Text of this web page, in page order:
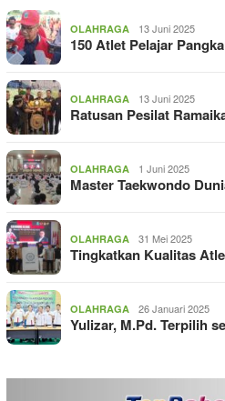
OLAHRAGA 13 Juni 2025
150 Atlet Pelajar
OLAHRAGA 13 Juni 2025
Ratusan Pesilat
OLAHRAGA 1 Juni 2025
Master Taekwondo
OLAHRAGA 31 Mei 2025
Tingkatkan Kualitas
OLAHRAGA 26 Januari 2025
Yulizar, M.Pd. Terpilih